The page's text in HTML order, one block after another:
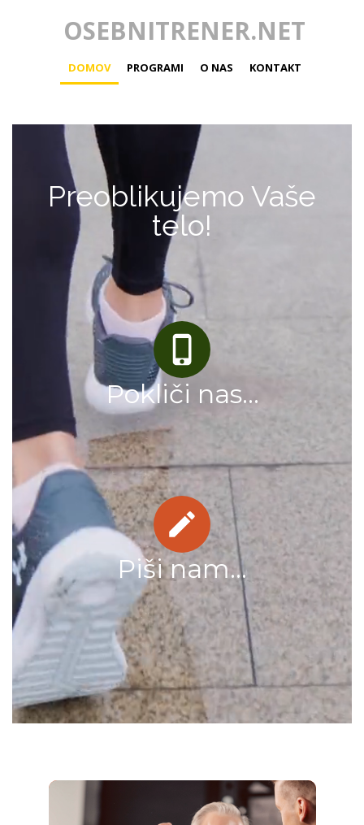
OSEBNITRENER.NET
DOMOV PROGRAMI O NAS KONTAKT
Preoblikujemo Vaše
telo!
Pokliči nas...
Piši nam...